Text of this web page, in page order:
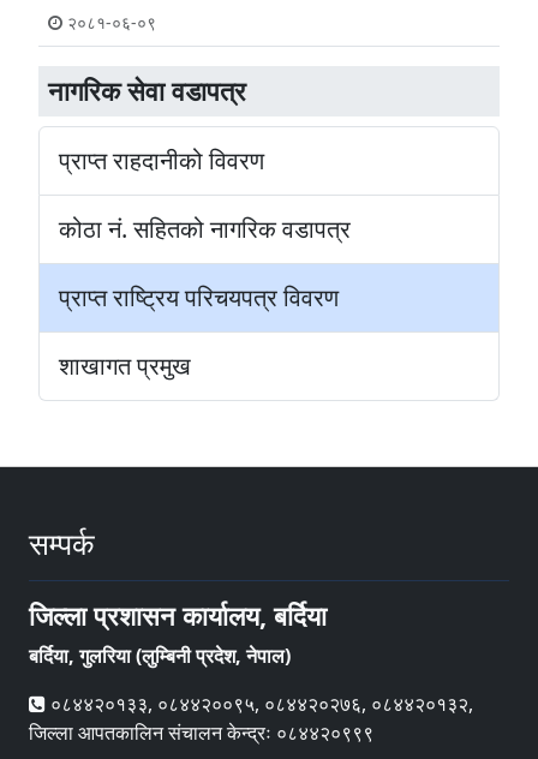
नागरिक सेवा वडापत्र
प्राप्त राहदानीको विवरण
कोठा नं. सहितको नागरिक वडापत्र
प्राप्त राष्ट्रिय परिचयपत्र विवरण
शाखागत प्रमुख
२०८१-०६-०९
सम्पर्क
जिल्ला प्रशासन कार्यालय, बर्दिया
बर्दिया, गुलरिया (लुम्बिनी प्रदेश, नेपाल)
०८४४२०१३३, ०८४४२००९५, ०८४४२०२७६, ०८४४२०१३२,
जिल्ला आपतकालिन संचालन केन्द्रः ०८४४२०९९९